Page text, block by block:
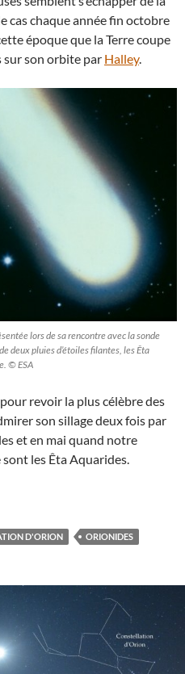
cas chaque année fin octobre
époque que la Terre coupe
sur son orbite par Halley.
lors de sa rencontre avec la sonde
deux pluies d’étoiles filantes, les Êta
© ESA
revoir la plus célèbre des
son sillage deux fois par
et en mai quand notre
les Êta Aquarides.
: admirez les poussières de
D'ORION ORIONIDES